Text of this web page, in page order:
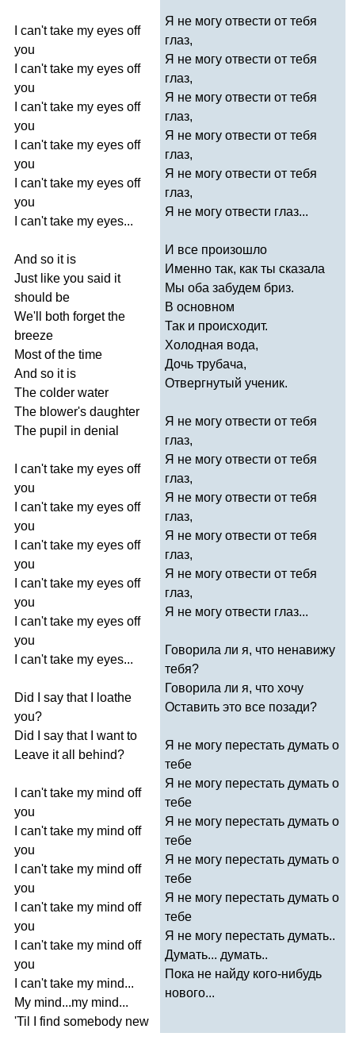
can't take my eyes off
you
can't take my eyes off
you
can't take my eyes off
you
can't take my eyes off
you
can't take my eyes off
you
can't take my eyes...
And so it is
Just like you said it
should be
We'll
both forget the
breeze
Most of the time
And so it is
The colder water
The blower's daughter
The pupil in denial
can't take my eyes off
you
can't take my eyes off
you
can't take my eyes off
you
can't take my eyes off
you
can't take my eyes off
you
can't take my eyes...
Did say that
loathe
you?
Did
say that want to
Leave it all behind?
can't take my mind off
you
can't take my mind off
you
can't take my mind off
you
can't take my mind off
you
can't take my mind off
you
can't take my mind...
My mind...my mind...
'Til find somebody new
Я не могу отвести от тебя
глаз,
Я не могу отвести от тебя
глаз,
Я не могу отвести от тебя
глаз,
Я не могу отвести от тебя
глаз,
Я не могу отвести от тебя
глаз,
Я не могу отвести глаз...
И все произошло
Именно так, как ты сказала
Мы оба забудем бриз.
В основном
Так и происходит.
Холодная вода,
Дочь трубача,
Отвергнутый ученик.
Я не могу отвести от тебя
глаз,
Я не могу отвести от тебя
глаз,
Я не могу отвести от тебя
глаз,
Я не могу отвести от тебя
глаз,
Я не могу отвести от тебя
глаз,
Я не могу отвести глаз...
Говорила ли я, что ненавижу
тебя?
Говорила ли я, что хочу
Оставить это все позади?
Я не могу перестать думать о
тебе
Я не могу перестать думать о
тебе
Я не могу перестать думать о
тебе
Я не могу перестать думать о
тебе
Я не могу перестать думать о
тебе
Я не могу перестать думать..
Думать... думать..
Пока не найду кого-нибудь
нового...